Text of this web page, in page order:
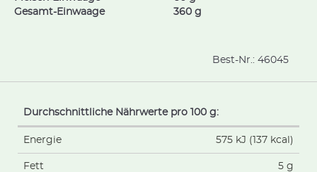
Gesamt-Einwaage
360 g
Best-Nr.: 46045
Durchschnittliche Nährwerte pro 100 g:
Energie 575 kJ (137 kcal)
Fett 5 g